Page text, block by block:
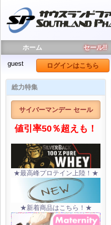
ホーム セール!!
guest ログインはこちら
総力特集
サイバーマンデー セール
値引率50％超えも！
★最高峰プロテイン上陸！★
★新着商品はこちら！★